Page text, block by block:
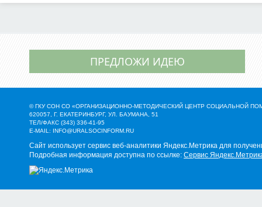
ПРЕДЛОЖИ ИДЕЮ
© ГКУ СОН СО «ОРГАНИЗАЦИОННО-МЕТОДИЧЕСКИЙ ЦЕНТР СОЦИАЛЬНОЙ
620057, Г. ЕКАТЕРИНБУРГ, УЛ. БАУМАНА, 51
ТЕЛ/ФАКС (343) 336-41-95
E-MAIL: INFO@URALSOCINFORM.RU
Сайт использует сервис веб-аналитики Яндекс.Метрика для
Подробная информация доступна по ссылке: Сервис